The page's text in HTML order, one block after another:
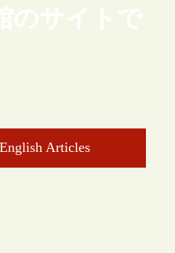
のサイトで
English Articles